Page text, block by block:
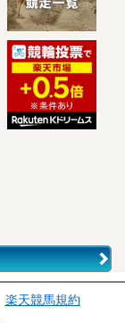
楽天競馬規約